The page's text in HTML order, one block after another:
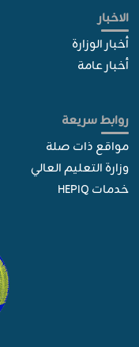
الاخبار
أخبار الوزارة
أخبار عامة
روابط سريعة
مواقع ذات صلة
وزارة التعليم العالي
خدمات HEPIQ